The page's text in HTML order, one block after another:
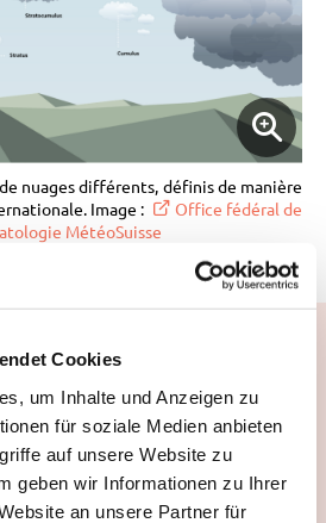
Cookies
um Inhalte und Anzeigen zu
für soziale Medien anbieten
auf unsere Website zu
geben wir Informationen zu Ihrer
an unsere Partner für
nuages différents, définis de manière
Image :
Office fédéral de
MétéoSuisse
aux formes